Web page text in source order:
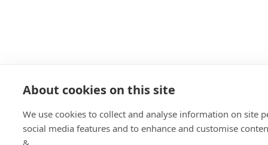
About cookies on this site
We use cookies to collect and analyse information on site
social media features and to enhance and customise
&